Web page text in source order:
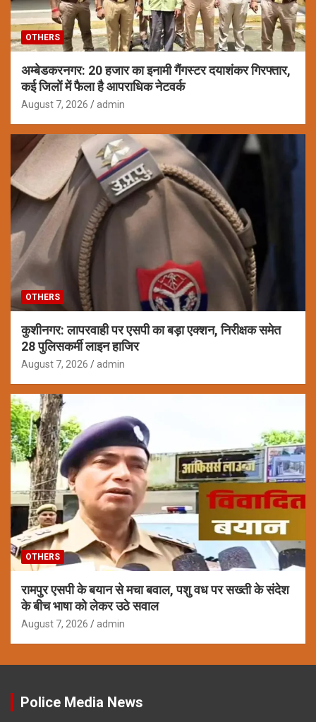
OTHERS
अम्बेडकरनगर: 20 हजार का इनामी गैंगस्टर दयाशंकर गिरफ्तार,
कई जिलों में फैला है आपराधिक नेटवर्क
August 7, 2026 admin
OTHERS
कुशीनगर: लापरवाही पर एसपी का बड़ा एक्शन, निरीक्षक समेत
28 पुलिसकर्मी लाइन हाजिर
August 7, 2026 admin
OTHERS
रामपुर एसपी के बयान से मचा बवाल, पशु वध पर सख्ती के संदेश
के बीच भाषा को लेकर उठे सवाल
August 7, 2026 admin
Police Media News